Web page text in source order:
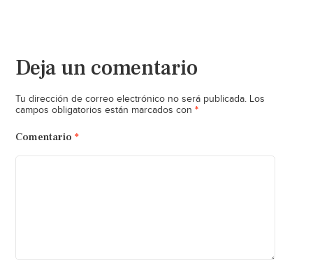
Deja un comentario
Tu dirección de correo electrónico no será publicada. Los
campos obligatorios están marcados con *
Comentario *